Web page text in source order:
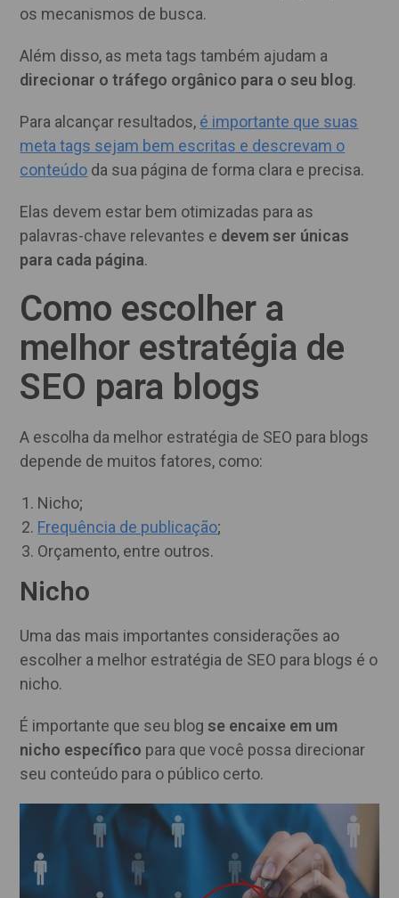
os mecanismos de busca.
Além disso, as meta tags também ajudam a
direcionar o tráfego orgânico para o seu blog.
Para alcançar resultados, é importante que suas
meta tags sejam bem escritas e descrevam o
conteúdo da sua página de forma clara e precisa.
Elas devem estar bem otimizadas para as
palavras-chave relevantes e devem ser únicas
para cada página.
Como escolher a
melhor estratégia de
SEO para blogs
A escolha da melhor estratégia de SEO para blogs
depende de muitos fatores, como:
Nicho;
Frequência de publicação;
Orçamento, entre outros.
Nicho
Uma das mais importantes considerações ao
escolher a melhor estratégia de SEO para blogs é o
nicho.
É importante que seu blogse encaixe em um
nicho específico para que você possa direcionar
seu conteúdo para o público certo.